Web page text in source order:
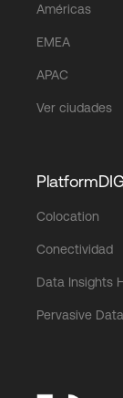
Américas
EMEA
APAC
Ver ciudades
Colocation
Conectividad
Data Insights
Pervasive